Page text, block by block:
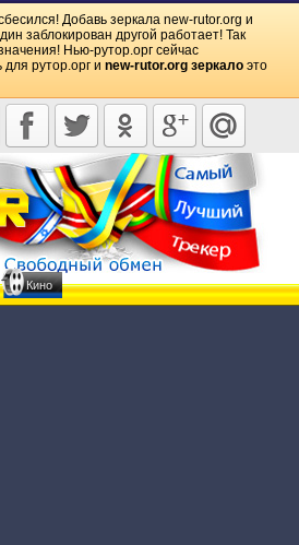
Добавь зеркала new-rutor.org и
заблокирован другой работает! Так
Нью-рутор.орг сейчас
рутор.орг и new-rutor.org зеркало это